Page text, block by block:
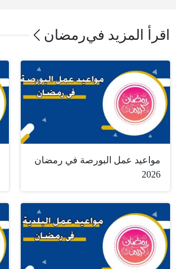
اقرأ المزيد فيرمضان
مواعيد عمل البورصة في رمضان
2026